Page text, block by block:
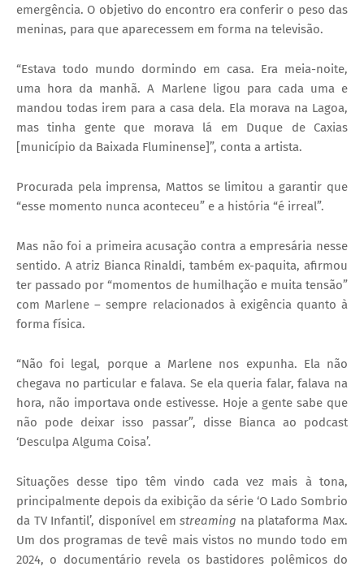
emergência. O objetivo do encontro era conferir o peso das
meninas, para que aparecessem em forma na televisão.
“Estava todo mundo dormindo em casa. Era meia-noite,
uma hora da manhã. A Marlene ligou para cada uma e
mandou todas irem para a casa dela. Ela morava na Lagoa,
mas tinha gente que morava lá em Duque de Caxias
[município da Baixada Fluminense]”, conta a artista.
Procurada pela imprensa, Mattos se limitou a garantir que
“esse momento nunca aconteceu” e a história “é irreal”.
Mas não foi a primeira acusação contra a empresária nesse
sentido. A atriz Bianca Rinaldi, também ex-paquita, afirmou
ter passado por “momentos de humilhação e muita tensão”
com Marlene – sempre relacionados à exigência quanto à
forma física.
“Não foi legal, porque a Marlene nos expunha. Ela não
chegava no particular e falava. Se ela queria falar, falava na
hora, não importava onde estivesse. Hoje a gente sabe que
não pode deixar isso passar”, disse Bianca ao podcast
‘Desculpa Alguma Coisa’.
Situações desse tipo têm vindo cada vez mais à tona,
principalmente depois da exibição da série ‘O Lado Sombrio
da TV Infantil’, disponível emstreaming na plataforma Max.
Um dos programas de tevê mais vistos no mundo todo em
2024, o documentário revela os bastidores polêmicos do